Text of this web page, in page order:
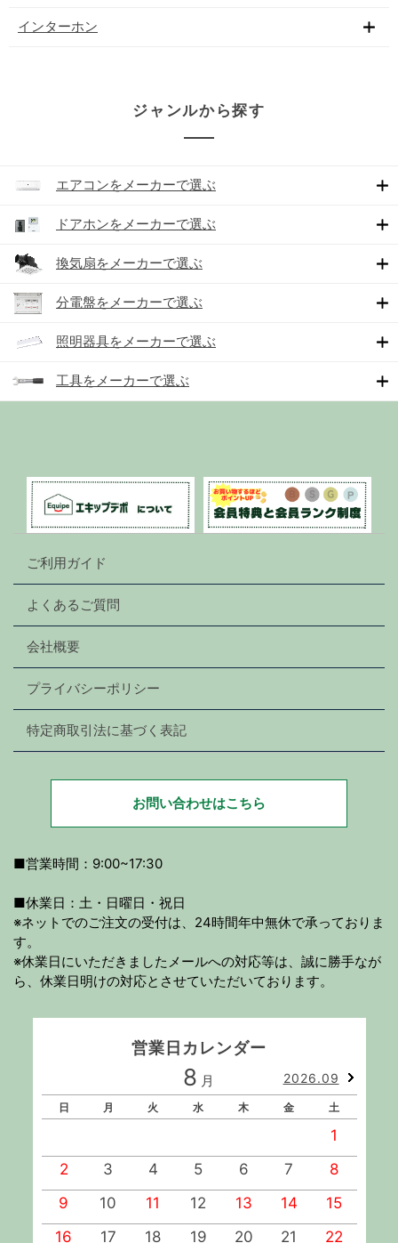
インターホン
ジャンルから探す
エアコンをメーカーで選ぶ
ドアホンをメーカーで選ぶ
換気扇をメーカーで選ぶ
分電盤をメーカーで選ぶ
照明器具をメーカーで選ぶ
工具をメーカーで選ぶ
ご利用ガイド
よくあるご質問
会社概要
プライバシーポリシー
特定商取引法に基づく表記
お問い合わせはこちら
■営業時間：9:00~17:30
■休業日：土・日曜日・祝日
※ネットでのご注文の受付は、24時間年中無休で承っておりま
す。
※休業日にいただきましたメールへの対応等は、誠に勝手なが
ら、休業日明けの対応とさせていただいております。
営業日カレンダー
8 月 2026.09
日 月 火 水 木 金 土
1
2
3 4 5 6 7
8
9
10 11 12 13 14
15
16
17 18 19 20 21 22